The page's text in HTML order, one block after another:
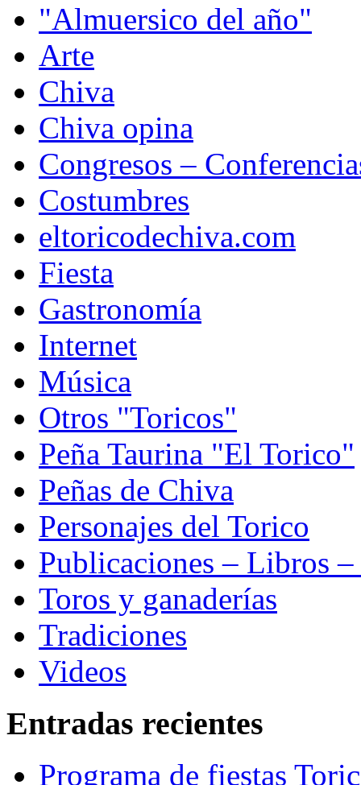
"Almuersico del año"
Arte
Chiva
Chiva opina
Congresos –
Costumbres
eltoricodechiva.com
Fiesta
Gastronomía
Internet
Música
Otros "Toricos"
Peña Taurina "El Torico"
Peñas de Chiva
Personajes del Torico
Publicaciones – Libros –
Toros y ganaderías
Tradiciones
Videos
Entradas recientes
Programa de fiestas